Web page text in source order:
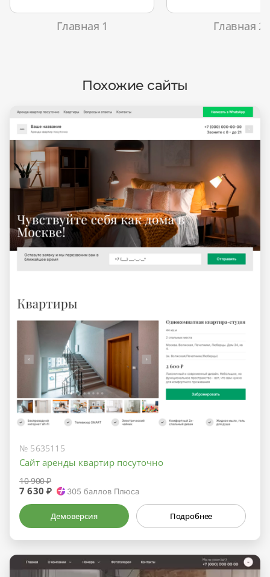
Главная 1 Главная 2
Похожие сайты
№ 5635115
Сайт аренды квартир посуточно
10 900 ₽
7 630 ₽ 305 баллов Плюса
Демоверсия Подробнее